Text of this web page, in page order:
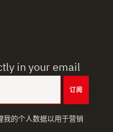
l’utente possa
dei social
utilizza il
i quali potrebbero
in your email
订阅
我的个人数据以用于营销